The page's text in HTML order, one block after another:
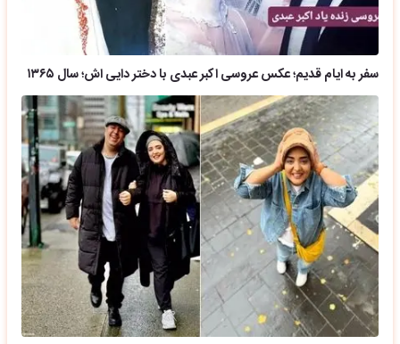
سفر به ایام قدیم؛ عکس عروسی اکبر عبدی با دختر دایی اش؛ سال ۱۳۶۵